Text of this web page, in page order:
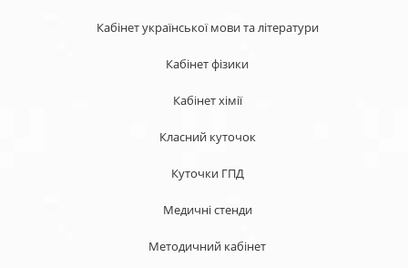
Кабінет української мови та літератури
Кабінет фізики
Кабінет хімії
Класний куточок
Куточки ГПД
Медичні стенди
Методичний кабінет